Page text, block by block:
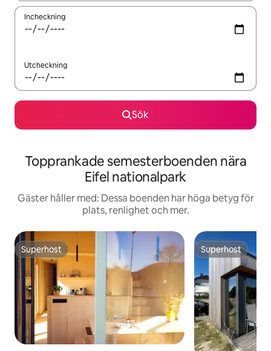
Incheckning
Utcheckning
Sök
Topprankade semesterboenden nära
Eifel nationalpark
Gäster håller med: Dessa boenden har höga betyg för
plats, renlighet och mer.
Superhost
Superhost Superhost
Superhost